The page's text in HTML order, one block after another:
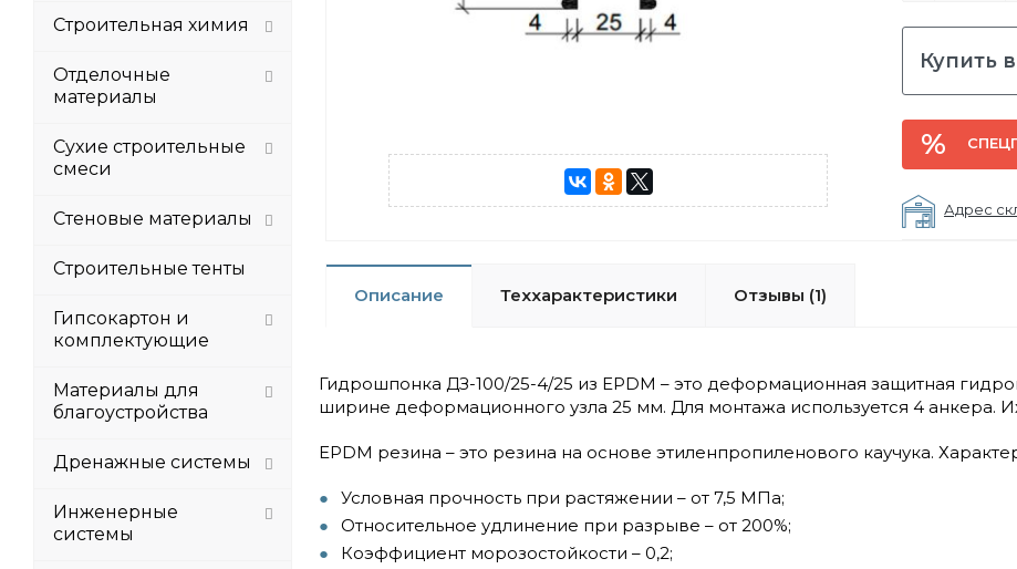
Купить
Адрес
Описание Теххарактеристики Отзывы (1)
Гидрошпонка ДЗ-100/25-4/25 из EPDM – это деформационная защитная
ширине деформационного узла 25 мм. Для монтажа используется 4 анкера.
EPDM резина – это резина на основе этиленпропиленового каучука.
Условная прочность при растяжении – от 7,5 МПа;
Относительное удлинение при разрыве – от 200%;
Коэффициент морозостойкости – 0,2;
Строительная химия
Отделочные
материалы
Сухие строительные
смеси
Стеновые материалы
Строительные тенты
Гипсокартон и
комплектующие
Материалы для
благоустройства
Дренажные системы
Инженерные
системы